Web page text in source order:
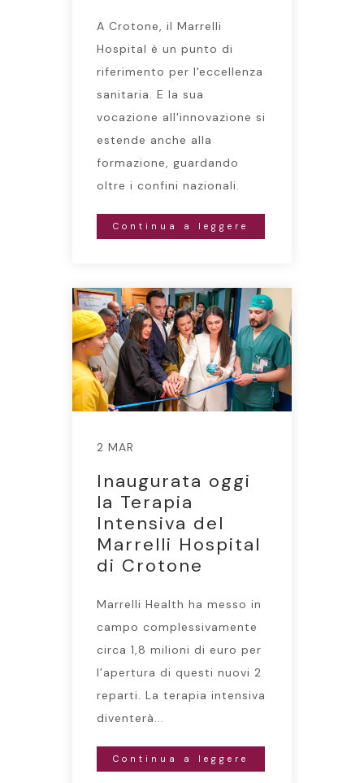
A Crotone, il Marrelli
Hospital è un punto di
riferimento per l'eccellenza
sanitaria. E la sua
vocazione all'innovazione si
estende anche alla
formazione, guardando
oltre i confini nazionali.
Continua a leggere
2 MAR
Inaugurata oggi
la Terapia
Intensiva del
Marrelli Hospital
di Crotone
Marrelli Health ha messo in
campo complessivamente
circa 1,8 milioni di euro per
l’apertura di questi nuovi 2
reparti. La terapia intensiva
diventerà...
Continua a leggere